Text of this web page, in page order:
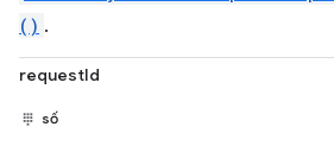
() .
requestId
số